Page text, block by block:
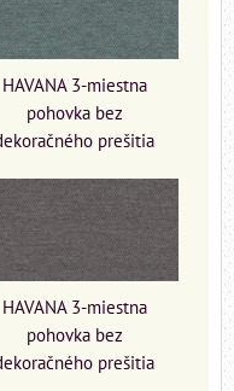
HAVANA 3-miestna
pohovka bez
prešitia
HAVANA 3-miestna
pohovka bez
prešitia